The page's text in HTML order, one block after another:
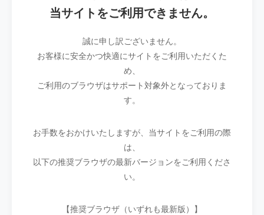
当サイトをご利用できません。
誠に申し訳ございません。
お客様に安全かつ快適にサイトをご利用いただくた
め、
ご利用のブラウザはサポート対象外となっておりま
す。
お手数をおかけいたしますが、当サイトをご利用の際
は、
以下の推奨ブラウザの最新バージョンをご利用くださ
い。
【推奨ブラウザ（いずれも最新版）】